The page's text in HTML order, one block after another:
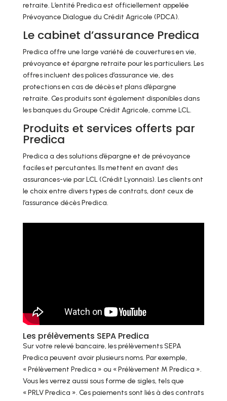
retraite. L’entité Predica est officiellement appelée
Prévoyance Dialogue du Crédit Agricole (PDCA).
Le cabinet d’assurance Predica
Predica offre une large variété de couvertures en vie,
prévoyance et épargne retraite pour les particuliers. Les
offres incluent des polices d’assurance vie, des
protections en cas de décès et plans d’épargne
retraite. Ces produits sont également disponibles dans
les banques du Groupe Crédit Agricole, comme LCL.
Produits et services offerts par
Predica
Predica a des solutions d’épargne et de prévoyance
faciles et percutantes. Ils mettent en avant des
assurances-vie par LCL (Crédit Lyonnais). Les clients ont
le choix entre divers types de contrats, dont ceux de
l’assurance décès Predica.
Les prélèvements SEPA Predica
Sur votre relevé bancaire, les prélèvements SEPA
Predica peuvent avoir plusieurs noms. Par exemple,
« Prélèvement Predica » ou « Prélèvement M Predica ».
Vous les verrez aussi sous forme de sigles, tels que
« PRLV Predica ». Ces paiements sont liés à des contrats